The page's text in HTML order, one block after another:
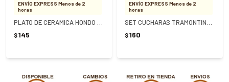
ENVÍO EXPRESS Menos de 2
horas
$145
ENVÍO EXPRESS Menos de 2
horas
$160